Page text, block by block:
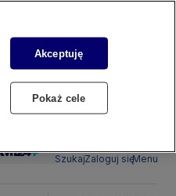
SzukajZaloguj sięMenu
Akceptuję
Pokaż cele